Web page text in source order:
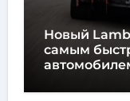
Новый
самым